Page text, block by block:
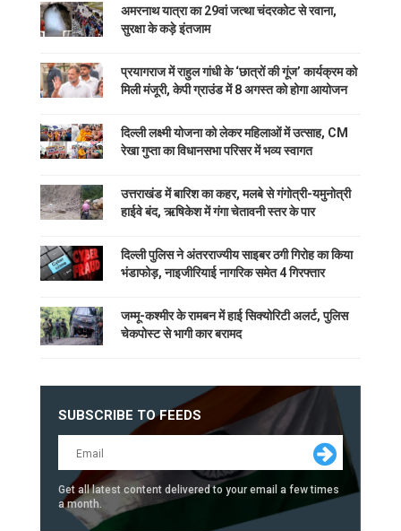
अमरनाथ यात्रा का 29वां जत्था चंदरकोट से रवाना,
सुरक्षा के कड़े इंतजाम
प्रयागराज में राहुल गांधी के ‘छात्रों की गूंज’ कार्यक्रम को
मिली मंजूरी, केपी ग्राउंड में 8 अगस्त को होगा आयोजन
दिल्ली लक्ष्मी योजना को लेकर महिलाओं में उत्साह, CM
रेखा गुप्ता का विधानसभा परिसर में भव्य स्वागत
उत्तराखंड में बारिश का कहर, मलबे से गंगोत्री-यमुनोत्री
हाईवे बंद, ऋषिकेश में गंगा चेतावनी स्तर के पार
दिल्ली पुलिस ने अंतरराज्यीय साइबर ठगी गिरोह का किया
भंडाफोड़, नाइजीरियाई नागरिक समेत 4 गिरफ्तार
जम्मू-कश्मीर के रामबन में हाई सिक्योरिटी अलर्ट, पुलिस
चेकपोस्ट से भागी कार बरामद
SUBSCRIBE TO FEEDS
Get all latest content delivered to your email a few times
a month.